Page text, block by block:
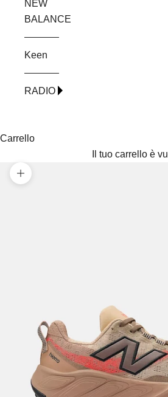
NEW
BALANCE
Keen
RADIO
Carrello
Il tuo carrello è
Ingrandisci immagine